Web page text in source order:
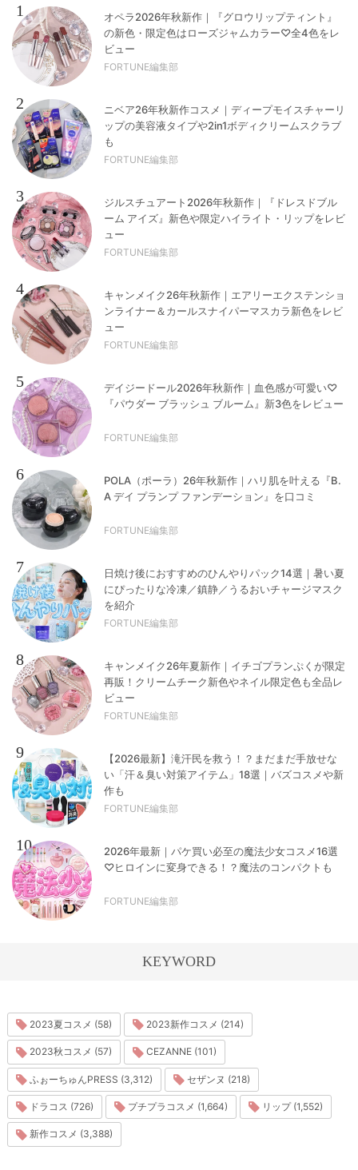
1
オペラ2026年秋新作｜『グロウリップティント』
の新色・限定色はローズジャムカラー♡全4色をレ
ビュー
FORTUNE編集部
2
ニベア26年秋新作コスメ｜ディープモイスチャーリ
ップの美容液タイプや2in1ボディクリームスクラブ
も
FORTUNE編集部
3
ジルスチュアート2026年秋新作｜『ドレスドブル
ーム アイズ』新色や限定ハイライト・リップをレビ
ュー
FORTUNE編集部
4
キャンメイク26年秋新作｜エアリーエクステンショ
ンライナー＆カールスナイパーマスカラ新色をレビ
ュー
FORTUNE編集部
5
デイジードール2026年秋新作｜血色感が可愛い♡
『パウダー ブラッシュ ブルーム』新3色をレビュー
FORTUNE編集部
6
POLA（ポーラ）26年秋新作｜ハリ肌を叶える『B.
A デイ プランプ ファンデーション』を口コミ
FORTUNE編集部
7
日焼け後におすすめのひんやりパック14選｜暑い夏
にぴったりな冷凍／鎮静／うるおいチャージマスク
を紹介
FORTUNE編集部
8
キャンメイク26年夏新作｜イチゴプランぷくが限定
再販！クリームチーク新色やネイル限定色も全品レ
ビュー
FORTUNE編集部
9
【2026最新】滝汗民を救う！？まだまだ手放せな
い「汗＆臭い対策アイテム」18選｜バズコスメや新
作も
FORTUNE編集部
10
2026年最新｜パケ買い必至の魔法少女コスメ16選
♡ヒロインに変身できる！？魔法のコンパクトも
FORTUNE編集部
KEYWORD
2023夏コスメ (58) 2023新作コスメ (214)
2023秋コスメ (57) CEZANNE (101)
ふぉーちゅんPRESS (3,312) セザンヌ (218)
ドラコス (726) プチプラコスメ (1,664) リップ (1,552)
新作コスメ (3,388)